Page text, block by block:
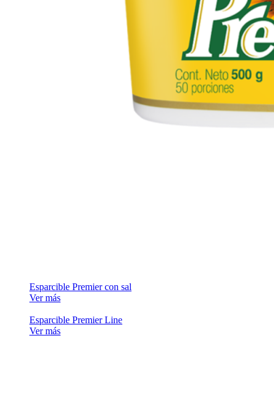
Esparcible Premier con sal
Ver más
Esparcible Premier Line
Ver más